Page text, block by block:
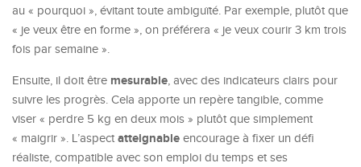
au « pourquoi », évitant toute ambiguïté. Par exemple, plutôt que
« je veux être en forme », on préférera « je veux courir 3 km trois
fois par semaine ».
Ensuite, il doit être mesurable, avec des indicateurs clairs pour
suivre les progrès. Cela apporte un repère tangible, comme
viser « perdre 5 kg en deux mois » plutôt que simplement
« maigrir ». L’aspect atteignable encourage à fixer un défi
réaliste, compatible avec son emploi du temps et ses